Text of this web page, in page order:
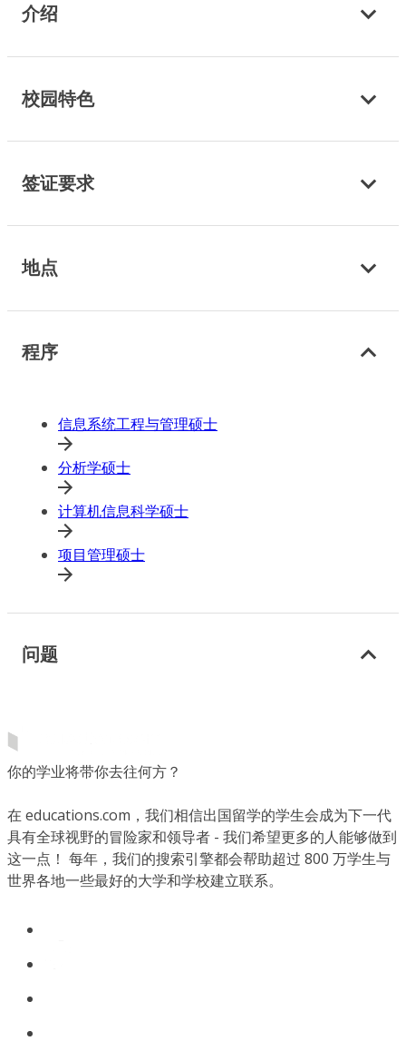
介绍
校园特色
签证要求
地点
程序
信息系统工程与管理硕士
分析学硕士
计算机信息科学硕士
项目管理硕士
问题
你的学业将带你去往何方？
在 educations.com，我们相信出国留学的学生会成为下一代
具有全球视野的冒险家和领导者 - 我们希望更多的人能够做到
这一点！ 每年，我们的搜索引擎都会帮助超过 800 万学生与
世界各地一些最好的大学和学校建立联系。